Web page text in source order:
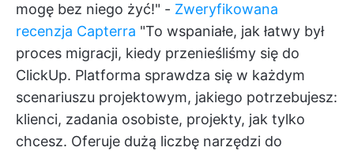
mogę bez niego żyć!" - Zweryfikowana
recenzja Capterra "To wspaniałe, jak łatwy był
proces migracji, kiedy przenieśliśmy się do
ClickUp. Platforma sprawdza się w każdym
scenariuszu projektowym, jakiego potrzebujesz:
klienci, zadania osobiste, projekty, jak tylko
chcesz. Oferuje dużą liczbę narzędzi do